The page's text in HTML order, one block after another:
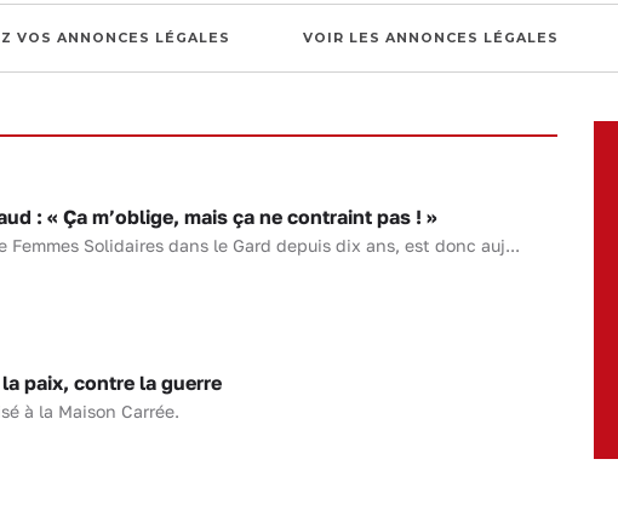
VOS ANNONCES LÉGALES VOIR LES ANNONCES LÉGALES
: « Ça m’oblige, mais ça ne contraint pas ! »
Femmes Solidaires dans le Gard depuis dix ans, est donc auj...
paix, contre la guerre
à la Maison Carrée.